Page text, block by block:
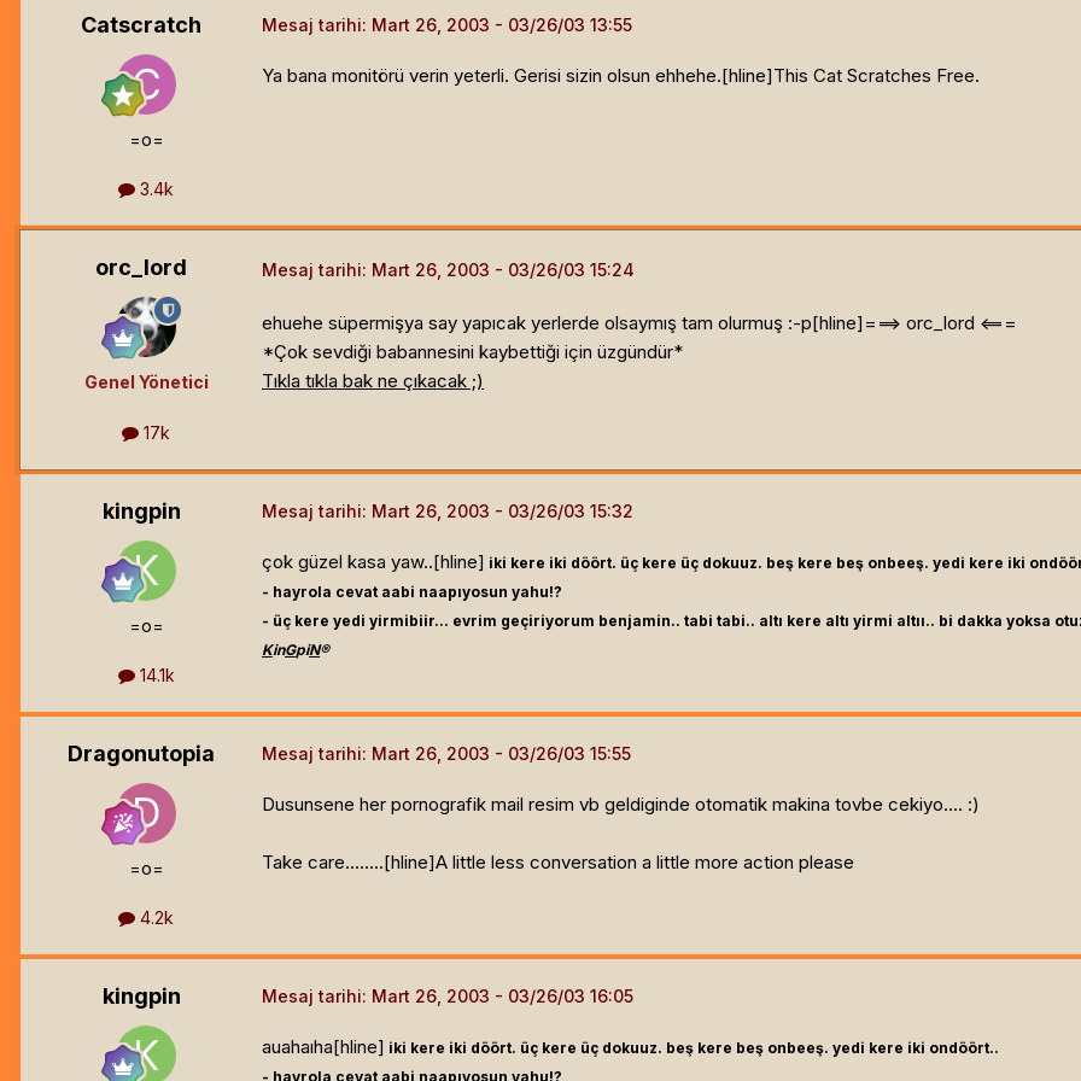
Catscratch
=o=
3.4k
Mesaj tarihi: Mart 26, 2003
Ya bana monitörü verin yeterli. Gerisi sizin olsun ehhehe.[hline]This Cat Scratches Free.
orc_lord
Genel Yönetici
17k
Mesaj tarihi: Mart 26, 2003
ehuehe süpermişya say yapıcak yerlerde olsaymış tam olurmuş :-p[hline] ===> orc_lord <===
*Çok sevdiği babannesini kaybettiği için üzgündür*
Tıkla tıkla bak ne çıkacak ;)
kingpin
=o=
14.1k
Mesaj tarihi: Mart 26, 2003
çok güzel kasa yaw..[hline] iki kere iki döört. üç kere üç dokuuz. beş kere beş onbeeş. yedi kere iki
- hayrola cevat aabi naapıyosun yahu!?
- üç kere yedi yirmibiir... evrim geçiriyorum benjamin.. tabi tabi.. altı kere altı yirmi altıı.. bi dakka yoksa otuz
KinGpiN®
Dragonutopia
=o=
4.2k
Mesaj tarihi: Mart 26, 2003
Dusunsene her pornografik mail resim vb geldiginde otomatik makina tovbe cekiyo.... :)
Take care........[hline]A little less conversation a little more action please
kingpin Mesaj tarihi: Mart 26, 2003
auahaıha[hline] iki kere iki döört. üç kere üç dokuuz. beş kere beş onbeeş. yedi kere iki ondöört..
- hayrola cevat aabi naapıyosun yahu!?